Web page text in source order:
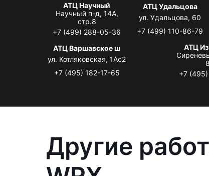
АТЦ Научный
Научный п-д, 14А,
стр.8
+7 (499) 288-05-36
АТЦ Удальцова
ул. Удальцова, 60
+7 (499) 110-86-79
АТЦ Варшавское ш
ул. Котляковская, 1Ас2
+7 (495) 182-17-65
АТЦ
+7
Другие